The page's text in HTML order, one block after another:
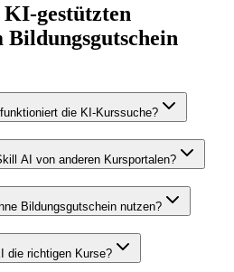
gestützten
die KI-Kurssuche?
AI von anderen Kursportalen?
Bildungsgutschein nutzen?
die richtigen Kurse?